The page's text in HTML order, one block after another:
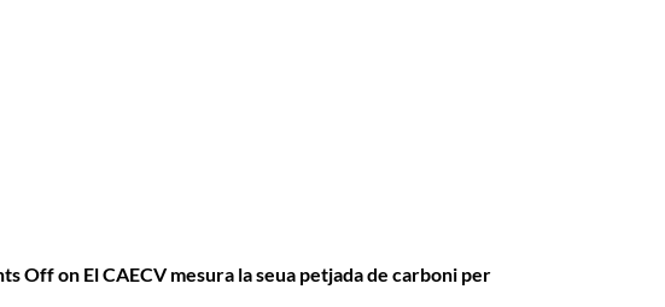
Offon El CAECV mesura la seua petjada de carboni per